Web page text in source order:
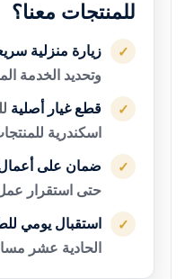
للمنتجات معنا؟
✓ زيارة منزلية
وتحديد الخدمة
✓ قطع غيار أصلية
اسكندرية
✓ ضمان على أعمال
حتى استقرار
✓ استقبال يومي
الحادية عشر